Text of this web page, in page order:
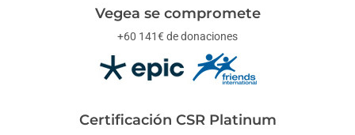
Vegea se compromete
+60 141€ de donaciones
Certificación CSR Platinum